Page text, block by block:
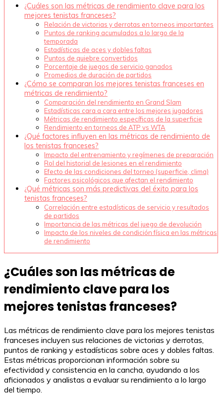
¿Cuáles son las métricas de rendimiento clave para los
mejores tenistas franceses?
Relación de victorias y derrotas en torneos importantes
Puntos de ranking acumulados a lo largo de la
temporada
Estadísticas de aces y dobles faltas
Puntos de quiebre convertidos
Porcentaje de juegos de servicio ganados
Promedios de duración de partidos
¿Cómo se comparan los mejores tenistas franceses en
métricas de rendimiento?
Comparación del rendimiento en Grand Slam
Estadísticas cara a cara entre los mejores jugadores
Métricas de rendimiento específicas de la superficie
Rendimiento en torneos de ATP vs WTA
¿Qué factores influyen en las métricas de rendimiento de
los tenistas franceses?
Impacto del entrenamiento y regímenes de preparación
Rol del historial de lesiones en el rendimiento
Efecto de las condiciones del torneo (superficie, clima)
Factores psicológicos que afectan el rendimiento
¿Qué métricas son más predictivas del éxito para los
tenistas franceses?
Correlación entre estadísticas de servicio y resultados
de partidos
Importancia de las métricas del juego de devolución
Impacto de los niveles de condición física en las métricas
de rendimiento
¿Cuáles son las métricas de
rendimiento clave para los
mejores tenistas franceses?
Las métricas de rendimiento clave para los mejores tenistas
franceses incluyen sus relaciones de victorias y derrotas,
puntos de ranking y estadísticas sobre aces y dobles faltas.
Estas métricas proporcionan información sobre su
efectividad y consistencia en la cancha, ayudando a los
aficionados y analistas a evaluar su rendimiento a lo largo
del tiempo.